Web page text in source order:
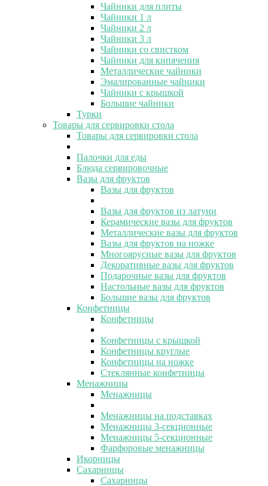
Чайники для плиты
Чайники 1 л
Чайники 2 л
Чайники 3 л
Чайники со свистком
Чайники для кипячения
Металлические чайники
Эмалированные чайники
Чайники с крышкой
Большие чайники
Турки
Товары для сервировки стола
Товары для сервировки стола
Палочки для еды
Блюда сервировочные
Вазы для фруктов
Вазы для фруктов
Вазы для фруктов из латуни
Керамические вазы для фруктов
Металлические вазы для фруктов
Вазы для фруктов на ножке
Многоярусные вазы для фруктов
Декоративные вазы для фруктов
Подарочные вазы для фруктов
Настольные вазы для фруктов
Большие вазы для фруктов
Конфетницы
Конфетницы
Конфетницы с крышкой
Конфетницы круглые
Конфетницы на ножке
Стеклянные конфетницы
Менажницы
Менажницы
Менажницы на подставках
Менажницы 3-секционные
Менажницы 5-секционные
Фарфоровые менажницы
Икорницы
Сахарницы
Сахарницы